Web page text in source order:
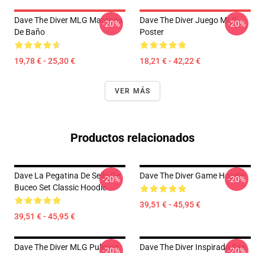
Dave The Diver MLG Matanza
De Baño
19,78 € - 25,30 €
-20%
Dave The Diver Juego MLG
Poster
18,21 € - 42,22 €
-20%
VER MÁS
Productos relacionados
Dave La Pegatina De Sello De
Buceo Set Classic Hoodie
39,51 € - 45,95 €
-20% Dave The Diver Game Hoodie
39,51 € - 45,95 €
-20%
Dave The Diver MLG Pullover
-20%
Dave The Diver Inspirado Fan
-20%